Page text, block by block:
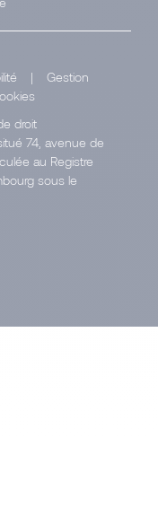
|
Gestion
droit
74, avenue de
au Registre
sous le